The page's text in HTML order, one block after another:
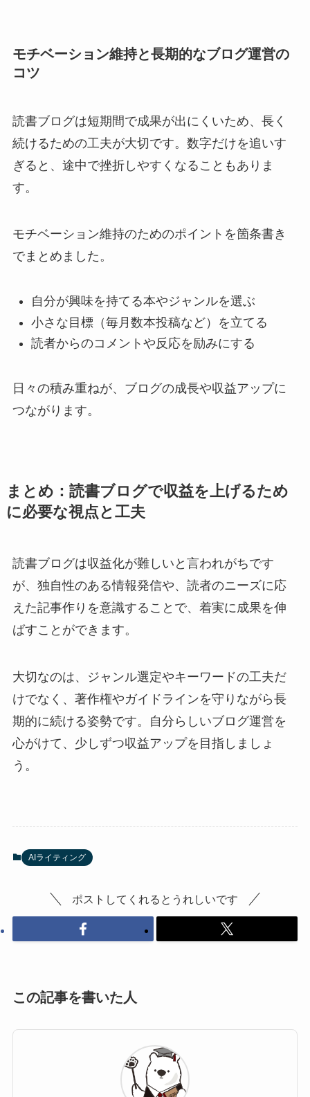
モチベーション維持と長期的なブログ運営の
コツ
読書ブログは短期間で成果が出にくいため、長く
続けるための工夫が大切です。数字だけを追いす
ぎると、途中で挫折しやすくなることもありま
す。
モチベーション維持のためのポイントを箇条書き
でまとめました。
自分が興味を持てる本やジャンルを選ぶ
小さな目標（毎月数本投稿など）を立てる
読者からのコメントや反応を励みにする
日々の積み重ねが、ブログの成長や収益アップに
つながります。
まとめ：読書ブログで収益を上げるため
に必要な視点と工夫
読書ブログは収益化が難しいと言われがちです
が、独自性のある情報発信や、読者のニーズに応
えた記事作りを意識することで、着実に成果を伸
ばすことができます。
大切なのは、ジャンル選定やキーワードの工夫だ
けでなく、著作権やガイドラインを守りながら長
期的に続ける姿勢です。自分らしいブログ運営を
心がけて、少しずつ収益アップを目指しましょ
う。
AIライティング
ポストしてくれるとうれしいです
この記事を書いた人